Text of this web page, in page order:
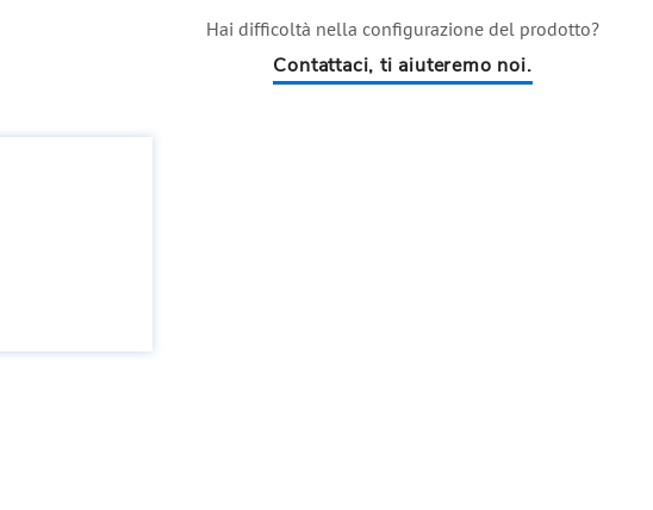
Hai difficoltà nella configurazione del prodotto?
Contattaci, ti aiuteremo noi.